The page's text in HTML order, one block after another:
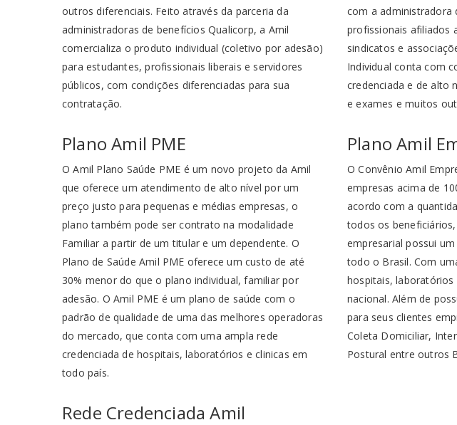
outros diferenciais. Feito através da parceria da
administradoras de benefícios Qualicorp, a Amil
comercializa o produto individual (coletivo por adesão)
para estudantes, profissionais liberais e servidores
públicos, com condições diferenciadas para sua
contratação.
com a administradora
profissionais afiliados
sindicatos e
Individual conta com
credenciada e de alto
e exames e muitos
Plano Amil PME
O Amil Plano Saúde PME é um novo projeto da Amil
que oferece um atendimento de alto nível por um
preço justo para pequenas e médias empresas, o
plano também pode ser contrato na modalidade
Familiar a partir de um titular e um dependente. O
Plano de Saúde Amil PME oferece um custo de até
30% menor do que o plano individual, familiar por
adesão. O Amil PME é um plano de saúde com o
padrão de qualidade de uma das melhores operadoras
do mercado, que conta com uma ampla rede
credenciada de hospitais, laboratórios e clinicas em
todo país.
Plano Amil
O Convênio Amil
empresas acima de
acordo com a
todos os
empresarial possui
todo o Brasil. Com
hospitais,
nacional. Além de
para seus clientes
Coleta Domiciliar,
Postural entre outros
Rede Credenciada Amil